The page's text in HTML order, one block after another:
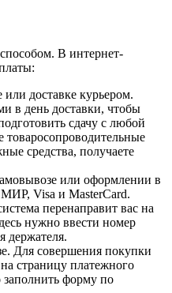
В интернет-
доставке курьером.
в день доставки, чтобы
сдачу с любой
средства, получаете
или оформлении в
Visa и MasterCard.
перенаправит вас на
нужно ввести номер
держателя.
Для совершения покупки
страницу платежного
заполнить форму по